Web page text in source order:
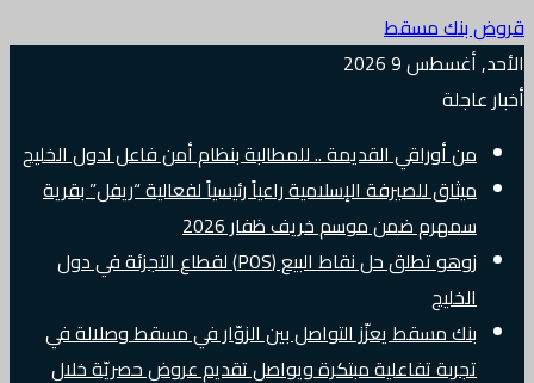
قروض بنك مسقط
الأحد, أغسطس 9 2026
أخبار عاجلة
من أوراقي القديمة .. للمطالبة بنظام أمن فاعل لدول الخليج
ميثاق للصيرفة الإسلامية راعياً رئيسياً لفعالية “ريفل” بقرية
سمهرم ضمن موسم خريف ظفار 2026
زوهو تطلق حل نقاط البيع (POS) لقطاع التجزئة في دول
الخليج
بنك مسقط يعزّز التواصل بين الزوّار في مسقط وصلالة في
تجربة تفاعلية مبتكرة ويواصل تقديم عروض حصريّة خلال